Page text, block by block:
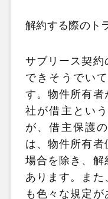
解約する際のト
サブリース契約
できそうでい
す。物件所有者
社が借主とい
が、借主保護
は、物件所有者
場合を除き、解
あります。また
も色々な規定